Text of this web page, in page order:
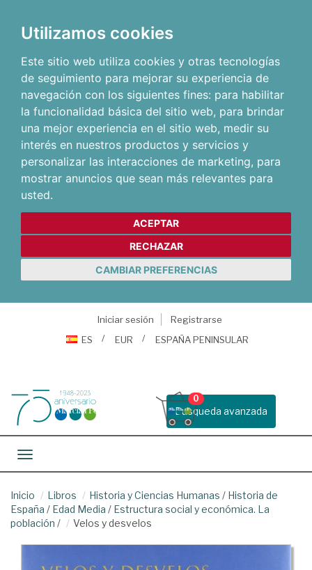
Utilizamos cookies
Este sitio web utiliza cookies y otras tecnologías
de seguimiento para mejorar su experiencia de
navegación con los siguientes fines: para habilitar
la funcionalidad básica del sitio web, para brindar
una mejor experiencia en el sitio web, medir su
interés en nuestros productos y servicios y
personalizar las interacciones de marketing, para
mostrar anuncios que sean más relevantes para
usted.
ACEPTAR
RECHAZAR
CAMBIAR PREFERENCIAS
Iniciar sesión
Registrarse
ES
EUR ESPAÑA PENINSULAR
Busqueda avanzada
0
Toggle navigation
Inicio Libros Historia y Ciencias Humanas / Historia de
España / Edad Media / Estructura social y económica. La
población / Velos y desvelos